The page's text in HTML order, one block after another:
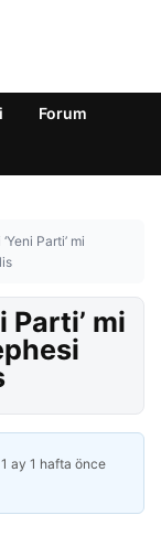
Forum
Parti’ mi
Parti’ mi
1 ay 1 hafta önce